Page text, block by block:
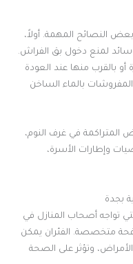
النصائح المهمة. أولاً،
لمنع دخول بق الفراش.
بالقرب منها عند العودة
بالماء الساخن
المتراكمة في غرف النوم،
وإطارات الأسرة،
بجدة
تواجه أصحاب المنازل في
متخصصة. الفئران يمكن
وتؤثر على الصحة